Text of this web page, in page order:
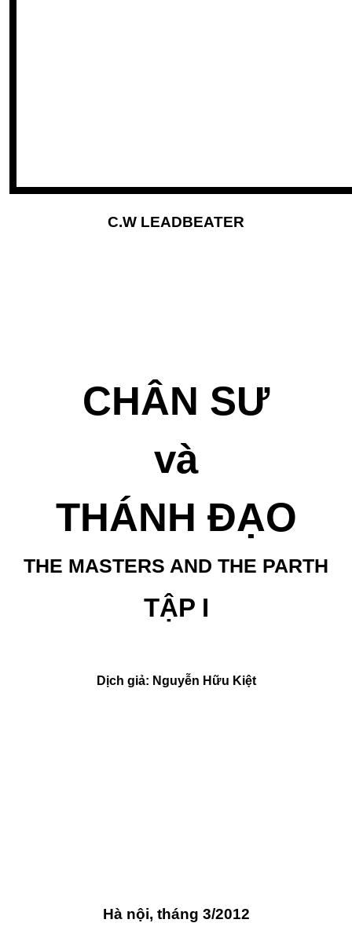
C.W LEADBEATER
CHÂN SƯ
và
THÁNH ĐẠO
THE MASTERS AND THE PARTH
TẬP I
Dịch giả: Nguyễn Hữu Kiệt
Hà nội, tháng 3/2012